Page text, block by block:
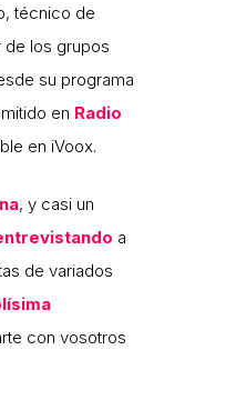
técnico de
de los grupos
su programa
en Radio
en iVoox.
, y casi un
a
de variados
con vosotros